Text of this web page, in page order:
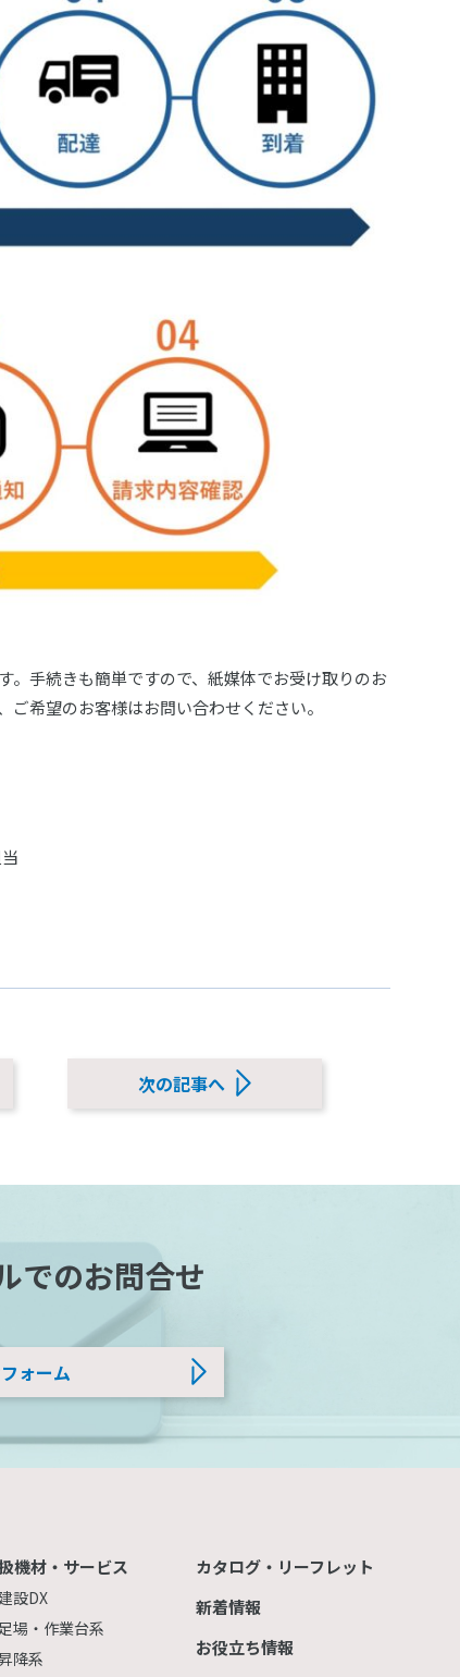
。手続きも簡単ですので、紙媒体でお受け取りのお
希望のお客様はお問い合わせください。
次の記事へ
でのお問合せ
ォーム
機材・サービス
設DX
足場・作業台系
降系
カタログ・リーフレット
新着情報
お役立ち情報